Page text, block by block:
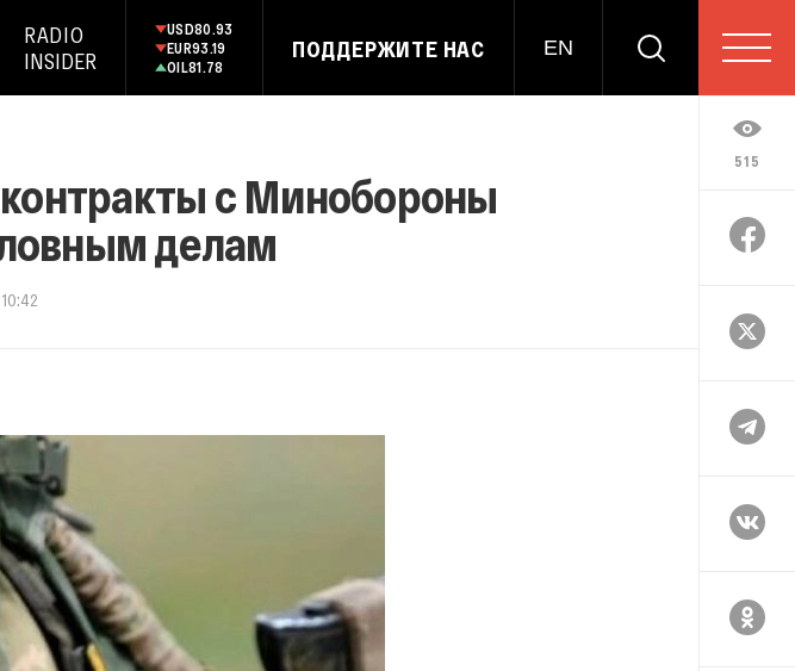
RADIO
INSIDER
USD80.93
EUR93.19
OIL81.78
ПОДДЕРЖИТЕ НАС EN
515
с Минобороны
делам